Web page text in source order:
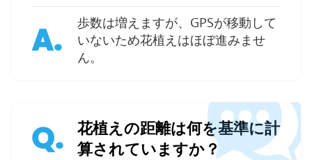
A.
歩数は増えますが、GPSが移動して
いないため花植えはほぼ進みませ
ん。
Q.
花植えの距離は何を基準に計
算されていますか？